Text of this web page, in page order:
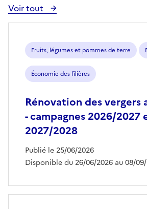
Voir tout
Voir
toutes
aides
Fruits, légumes et pommes de terre
Économie des filières
Rénovation des vergers
- campagnes 2026/2027
2027/2028
Publié le 25/06/2026
Disponible du 26/06/2026 au 08/